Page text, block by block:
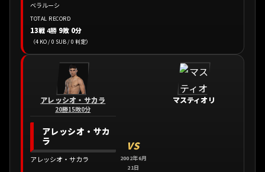
ベラルーシ
TOTAL RECORD
13戦4勝 9敗 0分
（4 KO / 0 SUB / 0 判定）
アレッシオ・サカラ
20勝15敗0分
アレッシオ・サカ
ラ
アレッシオ・サカラ
VS
2002年6月
21日
マスティオリ